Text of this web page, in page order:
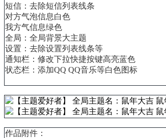
短信：去除短信列表线条
对方气泡信息白色
我方气信息绿色
全局：全局背景大主题
设置：去除设置列表线条等
通知栏：修改下拉快捷按键高亮蓝色
状态栏：添加QQ QQ音乐等白色图标
作品附件：